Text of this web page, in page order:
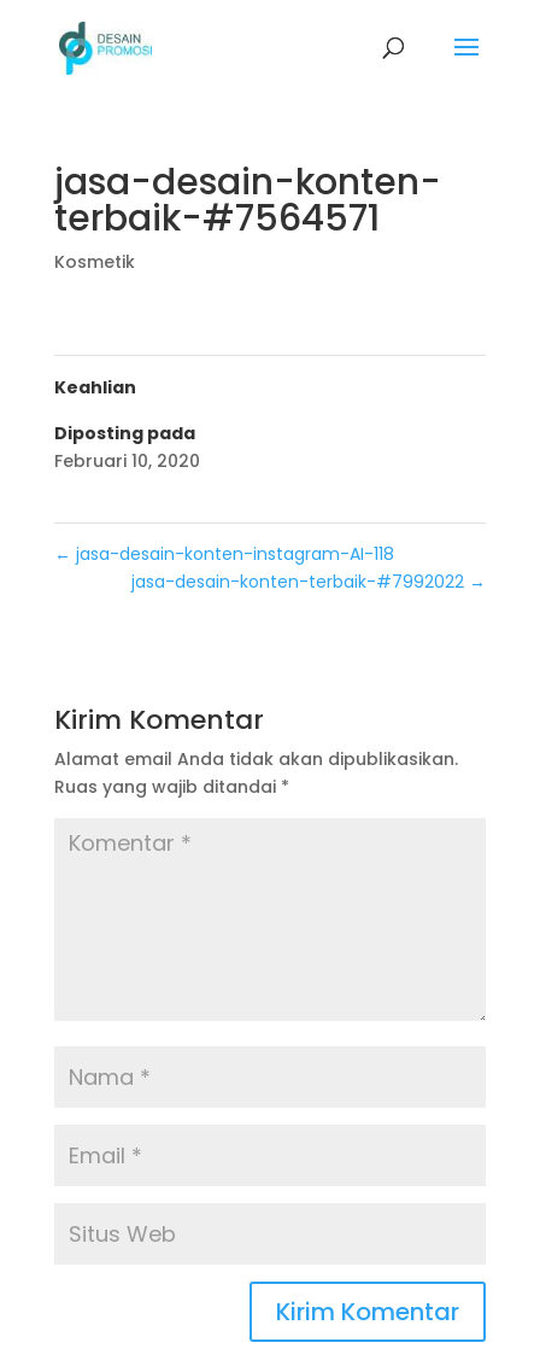
jasa-desain-konten-
terbaik-#7564571
Kosmetik
Keahlian
Diposting pada
Februari 10, 2020
← jasa-desain-konten-instagram-AI-118
jasa-desain-konten-terbaik-#7992022 →
Kirim Komentar
Alamat email Anda tidak akan dipublikasikan.
Ruas yang wajib ditandai *